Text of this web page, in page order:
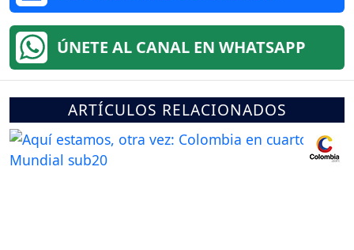
ÚNETE AL CANAL EN WHATSAPP
ARTÍCULOS RELACIONADOS